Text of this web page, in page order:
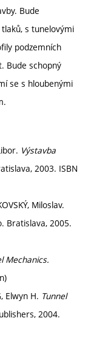
Bude
s tunelovými
podzemních
Bude schopný
se s hloubenými
Výstavba
2003. ISBN
Miloslav.
Bratislava, 2005.
Mechanics.
Elwyn H. Tunnel
2004.